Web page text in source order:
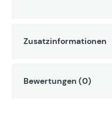
Zusatzinformationen
Bewertungen (0)